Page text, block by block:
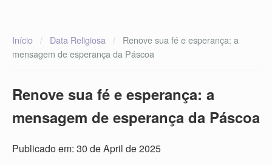
Início / Data Religiosa /
Renove sua fé e esperança: a
mensagem de esperança da Páscoa
Renove sua fé e esperança: a
mensagem de esperança da Páscoa
Publicado em: 30 de April de 2025